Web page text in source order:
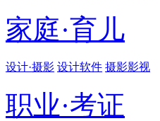
家庭·育儿
设计·摄影 设计软件 摄影影视
职业·考证